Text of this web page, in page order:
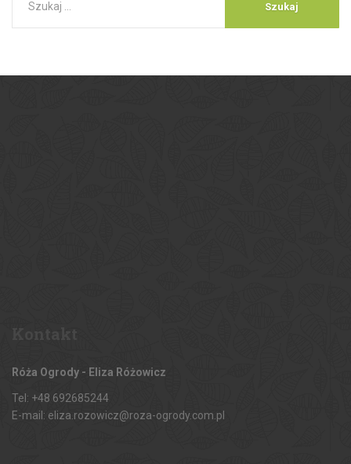
Róża Ogrody - Eliza Różowicz
Tel: +48 692685244
E-mail: eliza.rozowicz@roza-ogrody.com.pl